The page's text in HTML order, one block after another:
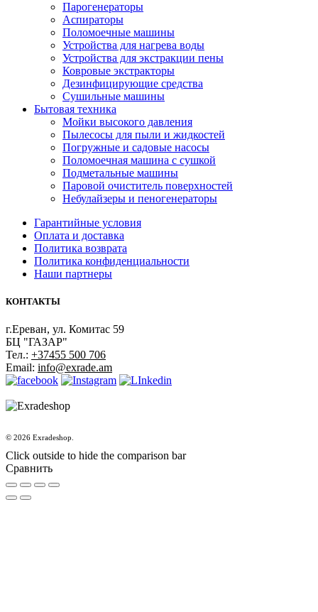
Парогенераторы
Аспираторы
Поломоечные машины
Устройства для нагрева воды
Устройства для экстракции пены
Ковровые экстракторы
Дезинфицирующие средства
Сушильные машины
Бытовая техника
Мойки высокого давления
Пылесосы для пыли и жидкостей
Погружные и садовые насосы
Поломоечная машина с сушкой
Подметальные машины
Паровой очиститель поверхностей
Небулайзеры и пеногенераторы
Гарантийные условия
Оплата и доставка
Политика возврата
Политика конфиденциальности
Наши партнеры
КОНТАКТЫ
г.Ереван, ул. Комитас 59
БЦ "ГАЗАР"
Тел.: +37455 500 706
Email: info@exrade.am
© 2026 Exradeshop.
Click outside to hide the comparison bar
Сравнить